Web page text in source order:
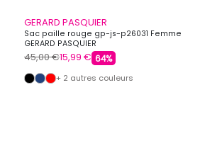
GERARD PASQUIER
Sac paille rouge gp-js-p26031 Femme
GERARD PASQUIER
45,00 €15,99 € 64%
+ 2 autres couleurs